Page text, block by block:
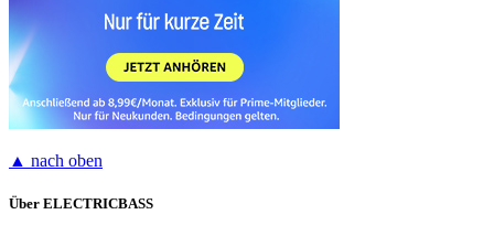
▲ nach oben
Über ELECTRICBASS